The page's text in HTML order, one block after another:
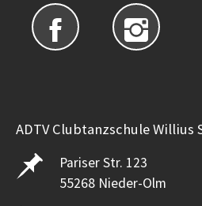
ADTV Clubtanzschule Willius
Pariser Str. 123
55268 Nieder-Olm